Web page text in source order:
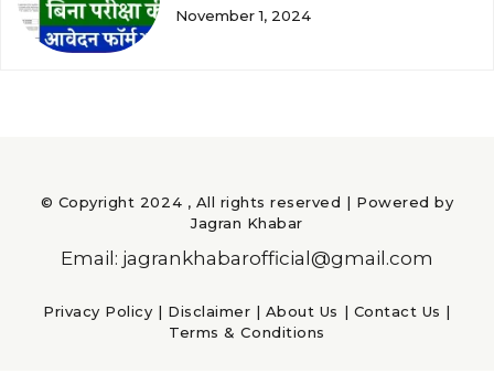
November 1, 2024
© Copyright 2024 , All rights reserved | Powered by
Jagran Khabar
Email: jagrankhabarofficial@gmail.com
Privacy Policy | Disclaimer | About Us | Contact Us |
Terms & Conditions